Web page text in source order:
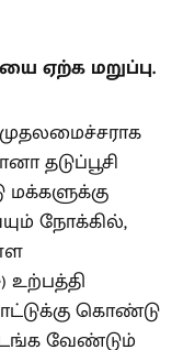
ஏற்க மறுப்பு.
தடுப்பூசி
மக்களுக்கு
நோக்கில்,
உற்பத்தி
கொண்டு
வேண்டும்